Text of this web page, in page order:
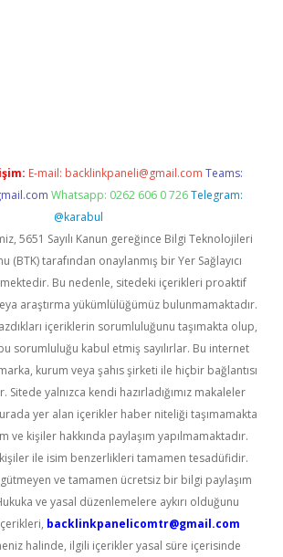
E-mail: backlinkpaneli@gmail.com Teams:
Whatsapp: 0262 606 0 726 Telegram:
@karabul
5651 Sayılı Kanun gereğince Bilgi Teknolojileri
(BTK) tarafından onaylanmış bir Yer Sağlayıcı
Bu nedenle, sitedeki içerikleri proaktif
araştırma yükümlülüğümüz bulunmamaktadır.
içeriklerin sorumluluğunu taşımakta olup,
sorumluluğu kabul etmiş sayılırlar. Bu internet
kurum veya şahıs şirketi ile hiçbir bağlantısı
Sitede yalnızca kendi hazırladığımız makaleler
yer alan içerikler haber niteliği taşımamakta
ve kişiler hakkında paylaşım yapılmamaktadır.
ile isim benzerlikleri tamamen tesadüfidir.
gütmeyen ve tamamen ücretsiz bir bilgi paylaşım
ve yasal düzenlemelere aykırı olduğunu
backlinkpanelicomtr@gmail.com
halinde, ilgili içerikler yasal süre içerisinde